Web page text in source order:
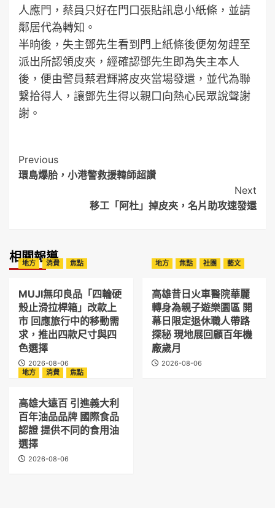
人應門，蔡員只好在門口張貼訊息小紙條，並請
鄰居代為轉知。
半晌後，失主鄧先生看到門上紙條後便匆匆趕至
派出所認領皮夾，經確認鄧先生即為失主本人
後，便由警員蔡君輝將皮夾當場發還，並代為聯
繫拾得人，讓鄧先生得以親口向熱心民眾說聲謝
謝。
Post
Navigation
Previous
環島爆胎，小港警救援韓師超讚
Next
移工「阿杜」掉皮夾，名片助攻速發還
相關報導
地方 消費 焦點
MUJI無印良品「四輪硬
殼止滑拉桿箱」改款上
市 回應旅行中的移動需
求，推出四款尺寸與四
色選擇
2026-08-06
地方 焦點 社團 藝文
高雄昔日火車醫院華麗
轉身為親子遊樂園區 開
幕日限定退休職人帶路
探秘 現地展回顧百年機
廠歲月
2026-08-06
地方
消費 焦點
高雄大遠百 引進義大利
百年油品品牌 國際食品
認證 提供不同的食用油
選擇
2026-08-06